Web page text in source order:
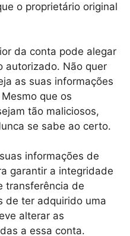
o proprietário original
da conta pode alegar
autorizado. Não quer
as suas informações
que os
tão maliciosos,
se sabe ao certo.
informações de
garantir a integridade
transferência de
de ter adquirido uma
alterar as
a essa conta.